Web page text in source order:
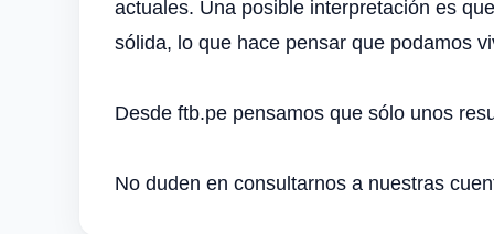
actuales. Una posible interpretación es
sólida, lo que hace pensar que podamos
Desde ftb.pe pensamos que sólo unos
No duden en consultarnos a nuestras